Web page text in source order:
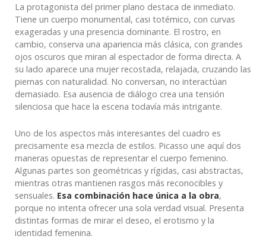
La protagonista del primer plano destaca de inmediato.
Tiene un cuerpo monumental, casi totémico, con curvas
exageradas y una presencia dominante. El rostro, en
cambio, conserva una apariencia más clásica, con grandes
ojos oscuros que miran al espectador de forma directa. A
su lado aparece una mujer recostada, relajada, cruzando las
piernas con naturalidad. No conversan, no interactúan
demasiado. Esa ausencia de diálogo crea una tensión
silenciosa que hace la escena todavía más intrigante.
Uno de los aspectos más interesantes del cuadro es
precisamente esa mezcla de estilos. Picasso une aquí dos
maneras opuestas de representar el cuerpo femenino.
Algunas partes son geométricas y rígidas, casi abstractas,
mientras otras mantienen rasgos más reconocibles y
sensuales. Esa combinación hace única a la obra,
porque no intenta ofrecer una sola verdad visual. Presenta
distintas formas de mirar el deseo, el erotismo y la
identidad femenina.